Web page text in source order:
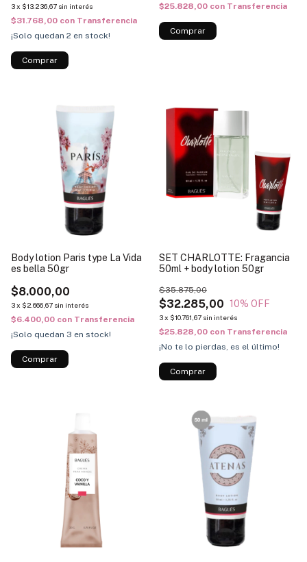
3x $13.236,67 sin interés
$31.768,00 con Transferencia
¡Solo quedan 2 en stock!
$25.828,00 con Transferencia
Body lotion Paris type La Vida
es bella 50gr
$8.000,00
3x $2.666,67 sin interés
$6.400,00 con Transferencia
¡Solo quedan 3 en stock!
SET CHARLOTTE: Fragancia
50ml + body lotion 50gr
$32.285,00
$35.875,00
10% OFF
3x $10.761,67 sin interés
$25.828,00 con Transferencia
¡No te lo pierdas, es el último!